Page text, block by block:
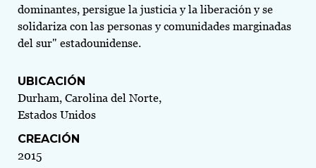
dominantes, persigue la justicia y la liberación y se
solidariza con las personas y comunidades marginadas
del sur" estadounidense.
UBICACIÓN
Durham, Carolina del Norte,
Estados Unidos
CREACIÓN
2015